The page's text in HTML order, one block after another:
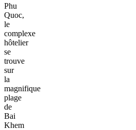
Phu
Quoc,
le
complexe
hôtelier
se
trouve
sur
la
magnifique
plage
de
Bai
Khem